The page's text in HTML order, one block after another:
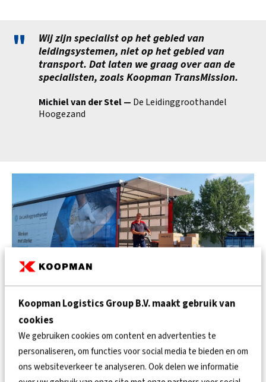
Koopman Logistics Group B.V. maakt gebruik van
cookies
We gebruiken cookies om content en advertenties te
personaliseren, om functies voor social media te bieden en om
ons websiteverkeer te analyseren. Ook delen we informatie
"
Wij zijn specialist op het gebied van
leidingsystemen, niet op het gebied van
transport. Dat laten we graag over aan de
specialisten, zoals Koopman TransMission.
Michiel van der Stel — De Leidinggroothandel
Hoogezand
ONTZORGING VAN TRANSPORT
"Wij vinden het een groot voordeel dat wij op deze
manier een vaste chauffeur hebben die voor ons rijdt.
Hij kent de klanten en heeft kennis van onze